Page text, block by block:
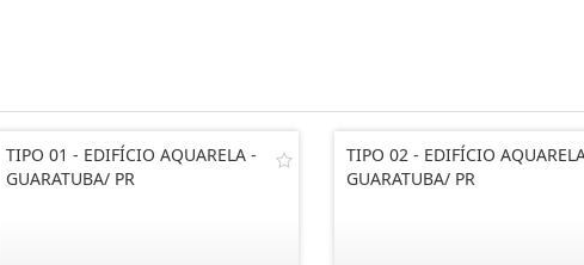
TIPO 01 - EDIFÍCIO AQUARELA -
GUARATUBA/ PR
TIPO 02 - EDIFÍCIO
GUARATUBA/ PR